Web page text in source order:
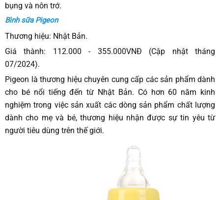
bụng và nôn trớ.
Bình sữa Pigeon
Thương hiệu: Nhật Bản.
Giá thành: 112.000 - 355.000VNĐ (Cập nhật tháng
07/2024).
Pigeon là thương hiệu chuyên cung cấp các sản phẩm dành
cho bé nổi tiếng đến từ Nhật Bản. Có hơn 60 năm kinh
nghiệm trong việc sản xuất các dòng sản phẩm chất lượng
dành cho mẹ và bé, thương hiệu nhận được sự tin yêu từ
người tiêu dùng trên thế giới.